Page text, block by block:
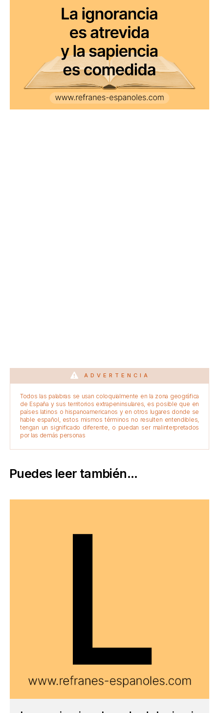
ADVERTENCIA
Todos las palabras se usan coloquialmente en la zona geográfica
de España y sus territorios extrapeninsulares, es posible que en
países latinos o hispanoamericanos y en otros lugares donde se
hable español, estos mismos términos no resulten entendibles,
tengan un significado diferente, o puedan ser malinterpretados
por las demás personas
Puedes leer también...